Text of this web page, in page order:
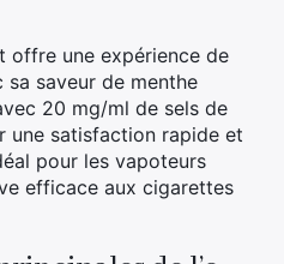
offre une expérience de
saveur de menthe
20 mg/ml de sels de
une satisfaction rapide et
pour les vapoteurs
efficace aux cigarettes